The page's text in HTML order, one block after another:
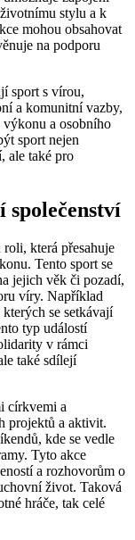
stylu a k
mohou obsahovat
na podporu
sport s vírou,
a komunitní vazby,
a osobního
sport nejen
ale také pro
která přesahuje
Tento sport se
jejich věk či pozadí,
víry. Například
se setkávají
typ událostí
v rámci
také sdílejí
církvemi a
projektů a aktivit.
kde se vedle
Tyto akce
a rozhovorům o
život. Taková
hráče, tak celé